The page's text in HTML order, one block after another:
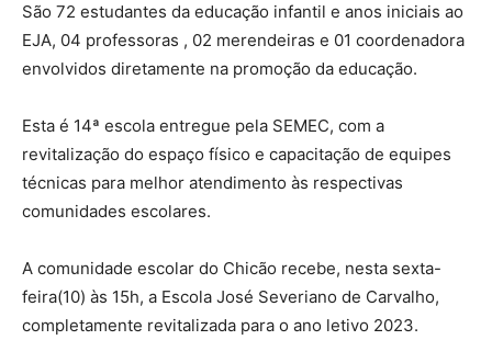
São 72 estudantes da educação infantil e anos iniciais ao
EJA, 04 professoras , 02 merendeiras e 01 coordenadora
envolvidos diretamente na promoção da educação.
Esta é 14ª escola entregue pela SEMEC, com a
revitalização do espaço físico e capacitação de equipes
técnicas para melhor atendimento às respectivas
comunidades escolares.
A comunidade escolar do Chicão recebe, nesta sexta-
feira(10) às 15h, a Escola José Severiano de Carvalho,
completamente revitalizada para o ano letivo 2023.